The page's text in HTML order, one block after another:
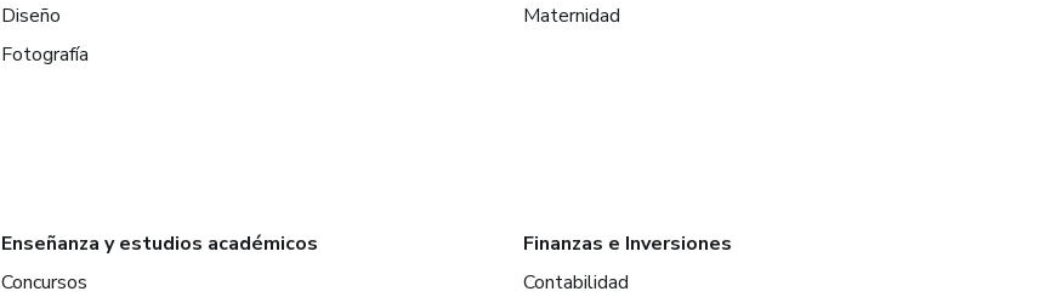
Diseño
Fotografía
Maternidad
Enseñanza y estudios académicos
Concursos
Finanzas e Inversiones
Contabilidad